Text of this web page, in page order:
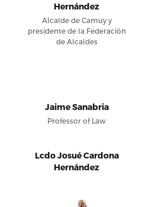
Hernández
Alcalde de Camuy y
presidente de la Federación
de Alcaldes
Jaime Sanabria
Professor of Law
Lcdo Josué Cardona
Hernández